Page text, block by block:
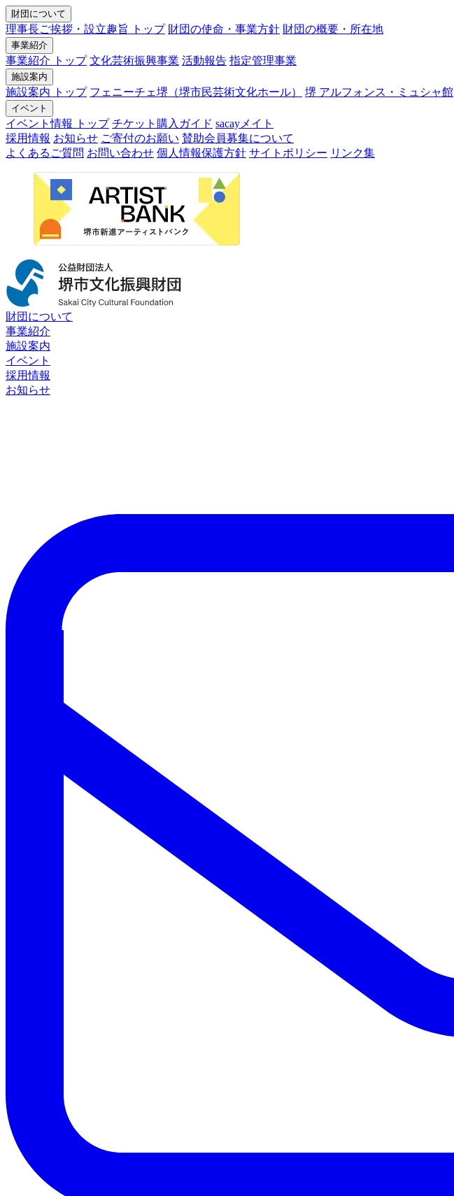
財団について
理事長ご挨拶・設立趣旨 トップ 財団の使命・事業方針 財団の概要・所在地
事業紹介
事業紹介 トップ 文化芸術振興事業 活動報告 指定管理事業
施設案内
施設案内 トップ フェニーチェ堺（堺市民芸術文化ホール） 堺 アルフォンス・ミュシャ館
イベント
イベント情報 トップ チケット購入ガイド sacayメイト
採用情報 お知らせ ご寄付のお願い 賛助会員募集について
よくあるご質問 お問い合わせ 個人情報保護方針 サイトポリシー リンク集
財団について
事業紹介
施設案内
イベント
採用情報
お知らせ